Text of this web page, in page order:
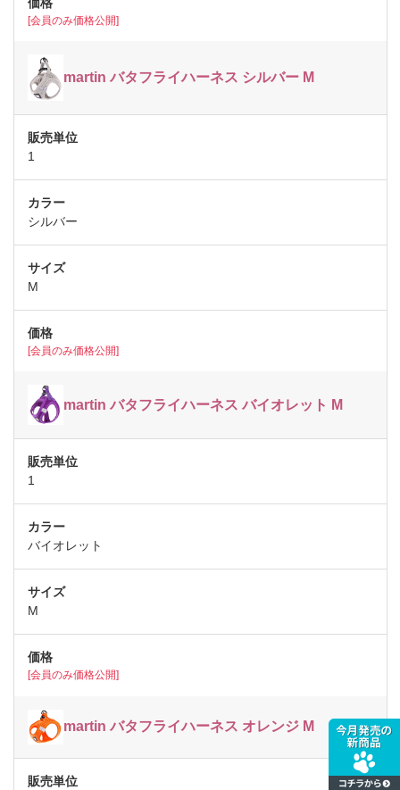
[会員のみ価格公開]
martin バタフライハーネス シルバー M
1
シルバー
M
[会員のみ価格公開]
martin バタフライハーネス バイオレット M
1
バイオレット
M
[会員のみ価格公開]
martin バタフライハーネス オレンジ M